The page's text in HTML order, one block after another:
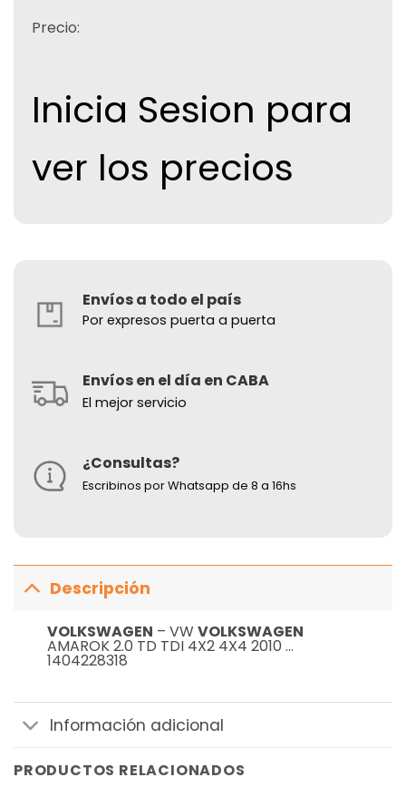
Precio:
Inicia Sesion para
ver los precios
Envíos a todo el país
Por expresos puerta a puerta
Envíos en el día en CABA
El mejor servicio
¿Consultas?
Escribinos por Whatsapp de 8 a 16hs
Descripción
VOLKSWAGEN – VW VOLKSWAGEN
AMAROK 2.0 TD TDI 4X2 4X4 2010 …
1404228318
Información adicional
PRODUCTOS RELACIONADOS